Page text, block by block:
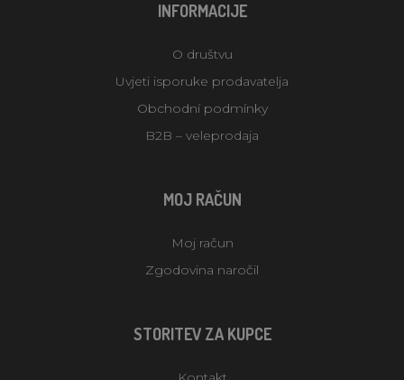
INFORMACIJE
O društvu
Uvjeti isporuke prodavatelja
Obchodní podmínky
B2B – veleprodaja
MOJ RAČUN
Moj račun
Zgodovina naročil
STORITEV ZA KUPCE